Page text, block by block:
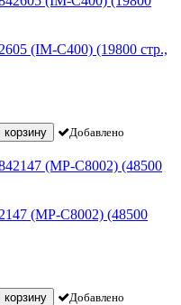
(IM-C400) (19800 стр.,
корзину Добавлено
(MP-C8002) (48500
корзину Добавлено